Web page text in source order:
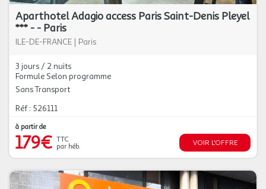
Aparthotel Adagio access Paris Saint-Denis Pleyel
*** - - Paris
ILE-DE-FRANCE | Paris
3 jours / 2 nuits
Formule Selon programme
Sans Transport
Réf : 526111
à partir de
179€ TTC
par héb.
VOIR L'OFFRE